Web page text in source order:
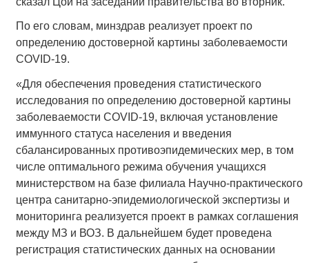
По его словам, минздрав реализует проект по
определению достоверной картины заболеваемости
COVID-19.
«Для обеспечения проведения статистического
исследования по определению достоверной картины
заболеваемости COVID-19, включая установление
иммунного статуса населения и введения
сбалансированных противоэпидемических мер, в том
числе оптимального режима обучения учащихся
министерством на базе филиала Научно-практического
центра санитарно-эпидемиологической экспертизы и
мониторинга реализуется проект в рамках соглашения
между МЗ и ВОЗ. В дальнейшем будет проведена
регистрация статистических данных на основании